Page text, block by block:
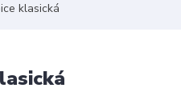
klasická